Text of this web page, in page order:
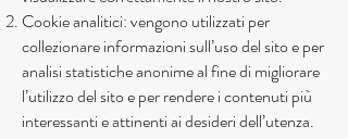
Cookie analitici: vengono utilizzati per
collezionare informazioni sull’uso del sito e per
analisi statistiche anonime al fine di migliorare
l’utilizzo del sito e per rendere i contenuti più
interessanti e attinenti ai desideri dell’utenza.